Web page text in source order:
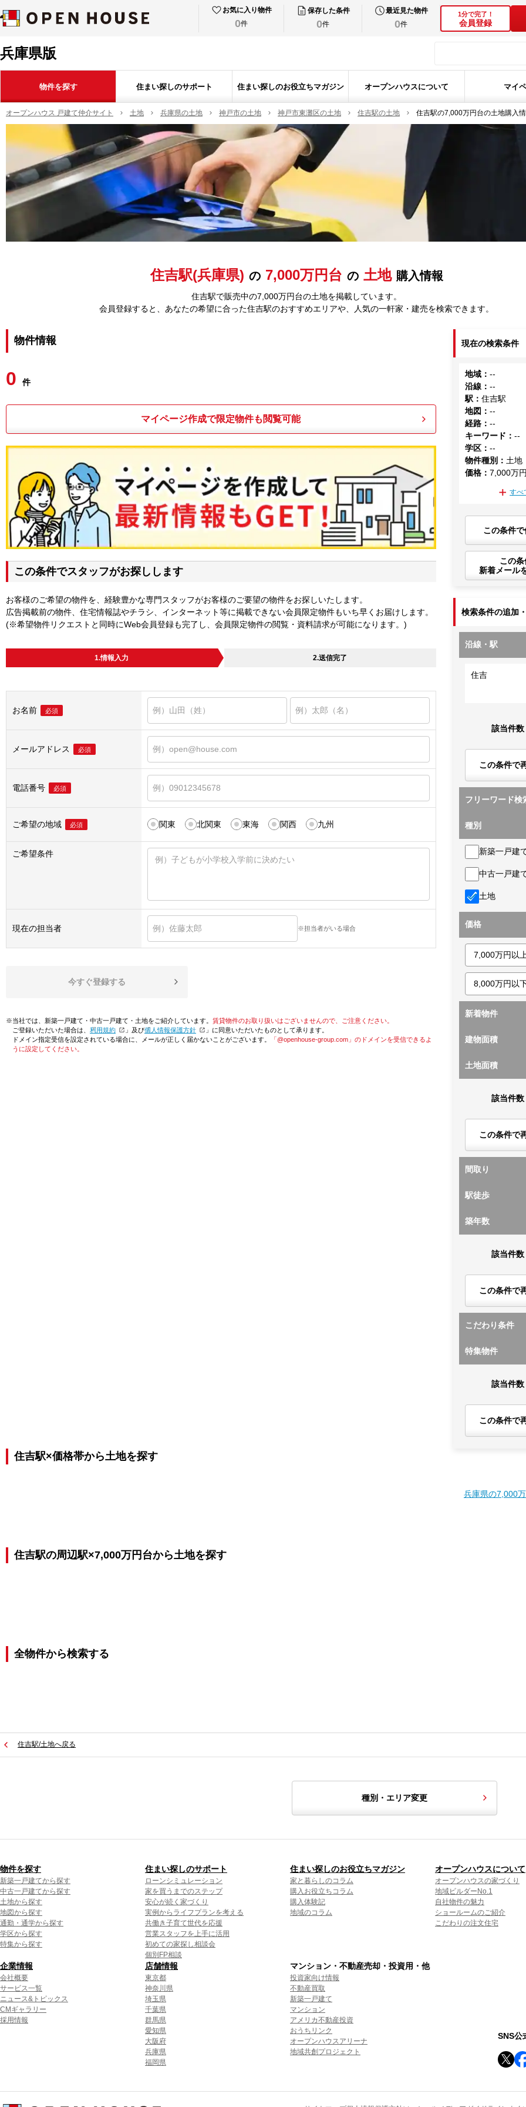
お気に入り物件
0件
保存した条件
0件
最近見た物件
0件
1分で完了！
会員登録
兵庫県版
物件を探す 住まい探しのサポート 住まい探しのお役立ちマガジン オープンハウスについて マイ
オープンハウス 戸建て仲介サイト 土地 兵庫県の土地 神戸市の土地 神戸市東灘区の土地 住吉駅の土地 住吉駅の7,000万円台の土地購入
住吉駅(兵庫県) の 7,000万円台 の 土地 購入情報
住吉駅で販売中の7,000万円台の土地を掲載しています。
会員登録すると、あなたの希望に合った住吉駅のおすすめエリアや、人気の一軒家・建売を検索できます。
物件情報
0 件
マイページ作成で限定物件も閲覧可能
この条件でスタッフがお探しします
お客様のご希望の物件を、経験豊かな専門スタッフがお客様のご要望の物件をお探しいたします。
広告掲載前の物件、住宅情報誌やチラシ、インターネット等に掲載できない会員限定物件もいち早くお届けします。
(※希望物件リクエストと同時にWeb会員登録も完了し、会員限定物件の閲覧・資料請求が可能になります。)
1.情報入力 2.送信完了
お名前 必須
メールアドレス 必須
電話番号 必須
ご希望の地域 必須 関東 北関東 東海 関西 九州
ご希望条件
現在の担当者 ※担当者がいる場合
今すぐ登録する
※当社では、新築一戸建て・中古一戸建て・土地をご紹介しています。 賃貸物件のお取り扱いはございませんので、ご注意ください。
ご登録いただいた場合は、「利用規約 」及び「個人情報保護方針
」に同意いただいたものとして承ります。
ドメイン指定受信を設定されている場合に、メールが正しく届かないことがございます。
「@openhouse-group.com」のドメインを受信できるよ
うに設定してください。
現在の検索条件
地域 ：--
沿線 ：--
駅 ：住吉駅
地図 ：--
経路 ：--
キーワード ：--
学区 ：--
物件種別 ： 土地
価格 ：7,000万
すべ
この条件
この
新着メール
検索条件の追加
沿線・駅
住吉
該当件数
この条件で
フリーワード検
種別
新築一戸建
中古一戸建
土地
価格
新着物件
建物面積
土地面積
該当件数
この条件で
間取り
駅徒歩
築年数
該当件数
この条件で
こだわり条件
特集物件
該当件数
この条件で
住吉駅×価格帯から土地を探す
兵庫県の7,000
住吉駅の周辺駅×7,000万円台から土地を探す
全物件から検索する
住吉駅/土地へ戻る
種別・エリア変更
物件を探す
新築一戸建てから探す
中古一戸建てから探す
土地から探す
地図から探す
通勤・通学から探す
学区から探す
特集から探す
住まい探しのサポート
ローンシミュレーション
家を買うまでのステップ
安心が続く家づくり
実例からライフプランを考える
共働き子育て世代を応援
営業スタッフを上手に活用
初めての家探し相談会
個別FP相談
住まい探しのお役立ちマガジン
家と暮らしのコラム
購入お役立ちコラム
購入体験記
地域のコラム
オープンハウスについて
オープンハウスの家づくり
地域ビルダーNo.1
自社物件の魅力
ショールームのご紹介
こだわりの注文住宅
企業情報
会社概要
サービス一覧
ニュース&トピックス
CMギャラリー
採用情報
店舗情報
東京都
神奈川県
埼玉県
千葉県
群馬県
愛知県
大阪府
兵庫県
福岡県
マンション・不動産売却・投資用・他
投資家向け情報
不動産買取
新築一戸建て
マンション
アメリカ不動産投資
おうちリンク
オープンハウスアリーナ
地域共創プロジェクト
SNS公